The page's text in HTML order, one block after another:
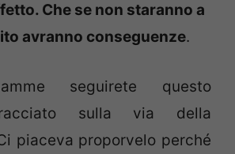
Che se non staranno a
avranno conseguenze.
seguirete questo
sulla via della
piaceva proporvelo perché